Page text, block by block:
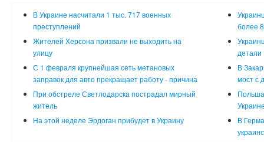
В Украине насчитали 1 тыс. 717 военных
преступлений
более
Жителей Херсона призвали не выходить на
улицу
детали
С 1 февраля крупнейшая сеть метановых
заправок для авто прекращает работу - причина
В
мост с
При обстреле Светлодарска пострадал мирный
житель
На этой неделе Эрдоган прибудет в Украину
В